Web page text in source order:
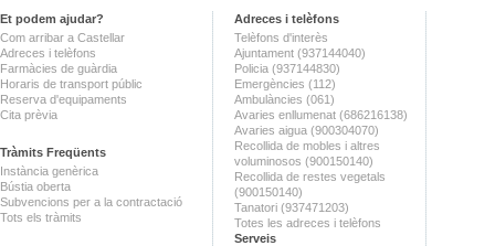
Et podem ajudar?
Com arribar a Castellar
Adreces i telèfons
Farmàcies de guàrdia
Horaris de transport públic
Reserva d'equipaments
Cita prèvia
Tràmits Freqüents
Instància genèrica
Bústia oberta
Subvencions per a la contractació
Tots els tràmits
Adreces i telèfons
Telèfons d'interès
Ajuntament (937144040)
Policia (937144830)
Emergències (112)
Ambulàncies (061)
Avaries enllumenat (686216138)
Avaries aigua (900304070)
Recollida de mobles i altres
voluminosos (900150140)
Recollida de restes vegetals
(900150140)
Tanatori (937471203)
Totes les adreces i telèfons
Serveis